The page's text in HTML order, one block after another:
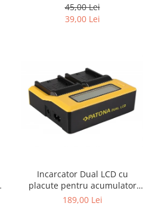
45,00 Lei
39,00 Lei
Incarcator Dual LCD cu
placute pentru acumulator
Sony NP-F970 Patona
189,00 Lei